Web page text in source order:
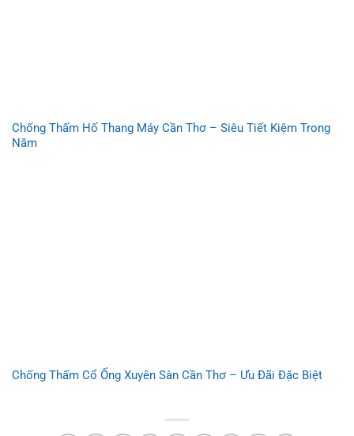
Chống Thấm Hố Thang Máy Cần Thơ – Siêu Tiết Kiệm Trong
Năm
Chống Thấm Cổ Ống Xuyên Sàn Cần Thơ – Ưu Đãi Đặc Biệt